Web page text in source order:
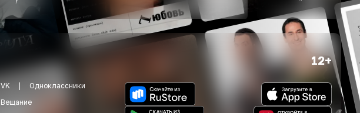
12+
VK
Одноклассники
Вещание